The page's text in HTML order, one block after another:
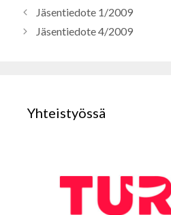
Jäsentiedote 1/2009
Jäsentiedote 4/2009
Yhteistyössä